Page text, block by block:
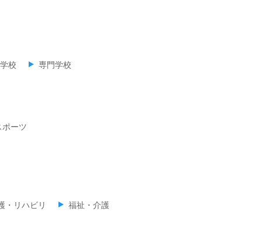
校
専門学校
ポーツ
・リハビリ 福祉・介護